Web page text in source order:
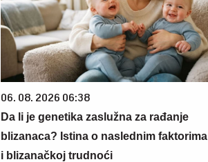
06. 08. 2026 06:38
Da li je genetika zaslužna za rađanje
blizanaca? Istina o naslednim faktorima
i blizanačkoj trudnoći